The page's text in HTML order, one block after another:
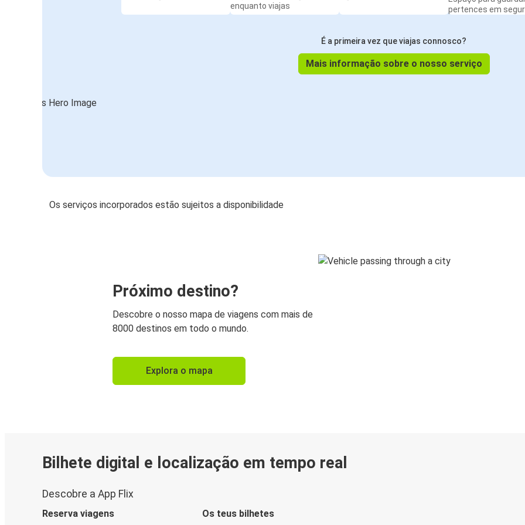
enquanto viajas
pertences em
É a primeira vez que viajas connosco?
Mais informação sobre o nosso serviço
Os serviços incorporados estão sujeitos a disponibilidade
Próximo destino?
Descobre o nosso mapa de viagens com mais de
8000 destinos em todo o mundo.
Explora o mapa
Bilhete digital e localização em tempo real
Descobre a App Flix
Reserva viagens Os teus bilhetes